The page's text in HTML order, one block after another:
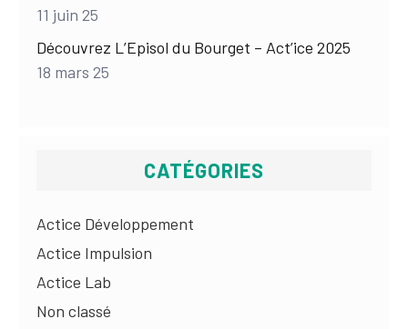
11 juin 25
Découvrez L’Episol du Bourget – Act’ice 2025
18 mars 25
CATÉGORIES
Actice Développement
Actice Impulsion
Actice Lab
Non classé